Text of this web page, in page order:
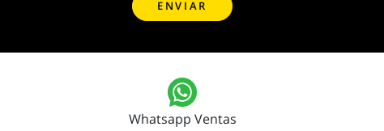
Whatsapp Ventas